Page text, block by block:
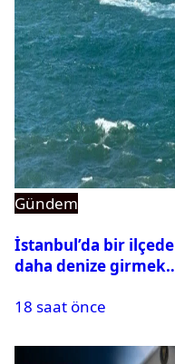
Gündem
İstanbul’da bir ilçede
daha denize girmek
18 saat önce